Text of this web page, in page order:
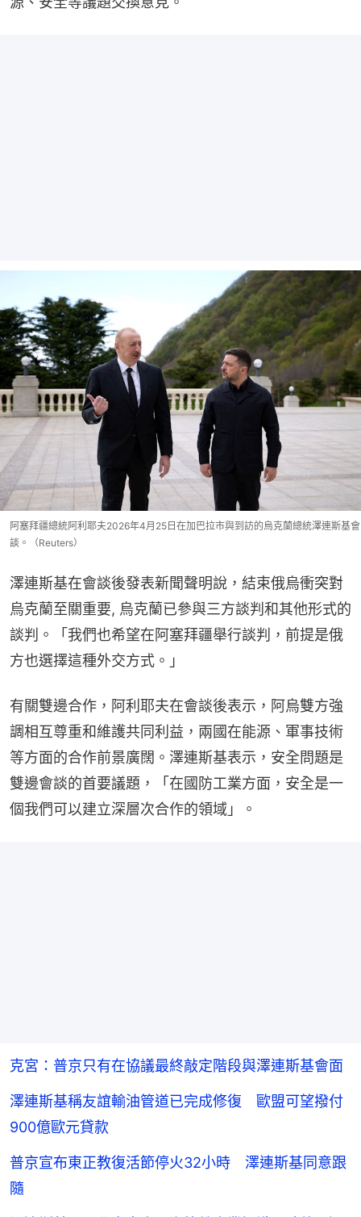
阿塞拜疆總統阿利耶夫2026年4月25日在加巴拉市與到訪的烏克蘭總統澤連斯基會
談。（Reuters）
澤連斯基在會談後發表新聞聲明說，結束俄烏衝突對
烏克蘭至關重要, 烏克蘭已參與三方談判和其他形式的
談判。「我們也希望在阿塞拜疆舉行談判，前提是俄
方也選擇這種外交方式。」
有關雙邊合作，阿利耶夫在會談後表示，阿烏雙方強
調相互尊重和維護共同利益，兩國在能源、軍事技術
等方面的合作前景廣闊。澤連斯基表示，安全問題是
雙邊會談的首要議題，「在國防工業方面，安全是一
個我們可以建立深層次合作的領域」。
克宮：普京只有在協議最終敲定階段與澤連斯基會面
澤連斯基稱友誼輸油管道已完成修復 歐盟可望撥付
900億歐元貸款
普京宣布東正教復活節停火32小時 澤連斯基同意跟
隨